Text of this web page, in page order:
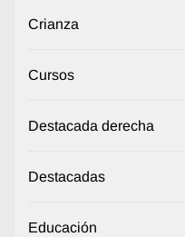
Crianza
Cursos
Destacada derecha
Destacadas
Educación